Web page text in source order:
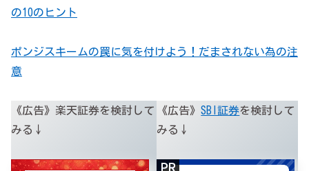
の10のヒント
ポンジスキームの罠に気を付けよう！だまされない為の注
意
《広告》楽天証券を検討して
みる↓
《広告》SBI証券を検討して
みる↓